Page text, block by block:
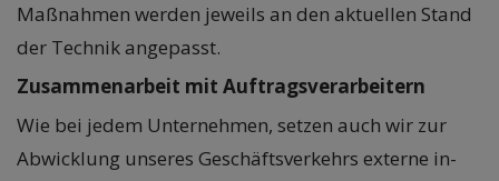
Maßnahmen werden jeweils an den aktuellen Stand
der Technik angepasst.
Zusammenarbeit mit Auftragsverarbeitern
Wie bei jedem Unternehmen, setzen auch wir zur
Abwicklung unseres Geschäftsverkehrs externe in-